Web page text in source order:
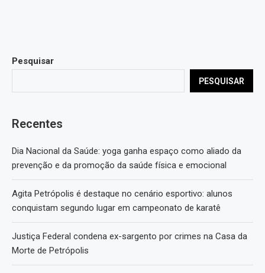
Pesquisar
PESQUISAR
Recentes
Dia Nacional da Saúde: yoga ganha espaço como aliado da
prevenção e da promoção da saúde física e emocional
Agita Petrópolis é destaque no cenário esportivo: alunos
conquistam segundo lugar em campeonato de karatê
Justiça Federal condena ex-sargento por crimes na Casa da
Morte de Petrópolis